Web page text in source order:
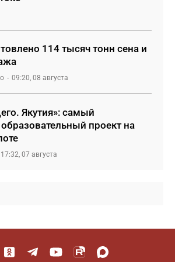
114 тысяч тонн сена и
09:20, 08 августа
Якутия»: самый
проект на
17:32, 07 августа